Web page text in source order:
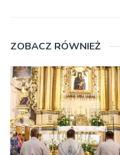
ZOBACZ RÓWNIEŻ